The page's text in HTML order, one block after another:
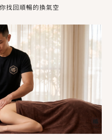
找回順暢的換氣空